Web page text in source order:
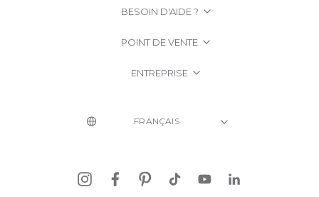
BESOIN D'AIDE ?
POINT DE VENTE
ENTREPRISE